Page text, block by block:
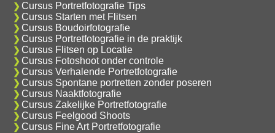
Cursus Portretfotografie Tips
Cursus Starten met Flitsen
Cursus Boudoirfotografie
Cursus Portretfotografie in de praktijk
Cursus Flitsen op Locatie
Cursus Fotoshoot onder controle
Cursus Verhalende Portretfotografie
Cursus Spontane portretten zonder poseren
Cursus Naaktfotografie
Cursus Zakelijke Portretfotografie
Cursus Feelgood Shoots
Cursus Fine Art Portretfotografie